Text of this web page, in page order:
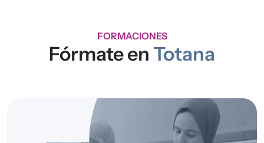
Protección
Internacional
para el
municipio de
Totana
FORMACIONES
Fórmate en Totana